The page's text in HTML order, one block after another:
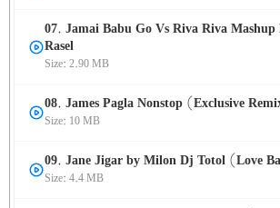
07. Jamai Babu Go Vs Riva Riva
Rasel
Size: 2.90 MB
08. James Pagla Nonstop (Exclusive
Size: 10 MB
09. Jane Jigar by Milon Dj Totol (Love
Size: 4.4 MB